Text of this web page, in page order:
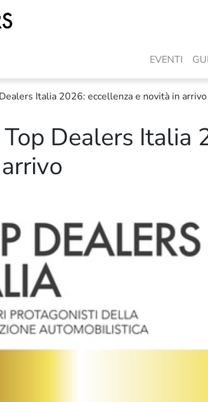
EVENTI
Italia 2026: eccellenza e novità in arrivo
Top Dealers Italia